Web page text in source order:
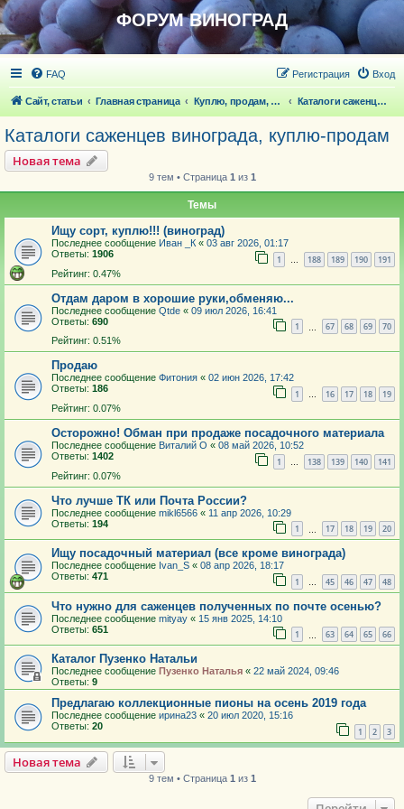
ФОРУМ ВИНОГРАД
FAQ Вход
Регистрация
Сайт, статьи Главная страница Куплю, продам, обменяю посадочный материал Каталоги саженцев винограда, куплю-продам
Каталоги саженцев винограда, куплю-продам
Новая тема
9 тем • Страница 1 из 1
Темы
Ищу сорт, куплю!!! (виноград)
Последнее сообщение Иван _К « 03 авг 2026, 01:17
Ответы: 1906 1 … 188 189 190 191
Рейтинг: 0.47%
Отдам даром в хорошие руки,обменяю...
Последнее сообщение Qtde « 09 июл 2026, 16:41
Ответы: 690 1 67 68 69 70
Рейтинг: 0.51%
Продаю
Последнее сообщение Фитония « 02 июн 2026, 17:42
Ответы: 186 1 … 16 17 18 19
Рейтинг: 0.07%
Осторожно! Обман при продаже посадочного материала
Последнее сообщение Виталий О « 08 май 2026, 10:52
Ответы: 1402 1 … 138 139 140 141
Рейтинг: 0.07%
Что лучше ТК или Почта России?
Последнее сообщение mikl6566 « 11 апр 2026, 10:29
Ответы: 194 1 17 18 19 20
Ищу посадочный материал (все кроме винограда)
Последнее сообщение Ivan_S « 08 апр 2026, 18:17
Ответы: 471 1 … 45 46 47 48
Что нужно для саженцев полученных по почте осенью?
Последнее сообщение mityay « 15 янв 2025, 14:10
Ответы: 651 1 63 64 65 66
Каталог Пузенко Натальи
Последнее сообщение Пузенко Наталья « 22 май 2024, 09:46
Ответы: 9
Предлагаю коллекционные пионы на осень 2019 года
Последнее сообщение ирина23 « 20 июл 2020, 15:16
Ответы: 20 1 2 3
Новая тема
9 тем • Страница 1 из 1